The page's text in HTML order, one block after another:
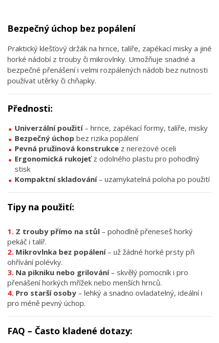
Bezpečný úchop bez popálení
Praktický klešťový držák na hrnce, talíře, zapékací misky a jiné
horké nádobí z trouby či mikrovlnky. Umožňuje snadné a
bezpečné přenášení i velmi rozpálených nádob bez nutnosti
používat utěrky či chňapky.
Přednosti:
Univerzální použití– hrnce, zapékací formy, talíře, misky
Bezpečný úchop bez rizika popálení
Pevná pružinová konstrukce z nerezové oceli
Ergonomická rukojeťz odolného plastu pro pohodlný
stisk
Kompaktní skladování– uzamykatelná poloha po použití
Tipy na použití:
Z trouby přímo na stůl – pohodlně přeneseš horký
pekáč i talíř.
Mikrovlnka bez popálení– už žádné horké prsty při
ohřívání polévky.
Na pikniku nebo grilování– skvělý pomocník i pro
přenášení horkých mřížek nebo menších hrnců.
Pro starší osoby – lehký a snadno ovladatelný, ideální i
pro méně pevný úchop.
FAQ – Často kladené dotazy: